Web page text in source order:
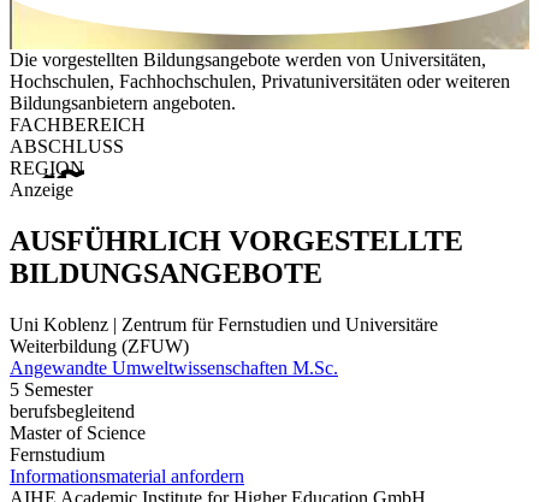
Die vorgestellten Bildungsangebote werden von Universitäten,
Hochschulen, Fachhochschulen, Privatuniversitäten oder weiteren
Bildungsanbietern angeboten.
FACHBEREICH
ABSCHLUSS
REGION
Anzeige
AUSFÜHRLICH VORGESTELLTE
BILDUNGSANGEBOTE
Uni Koblenz | Zentrum für Fernstudien und Universitäre
Weiterbildung (ZFUW)
Angewandte Umweltwissenschaften M.Sc.
5 Semester
berufsbegleitend
Master of Science
Fernstudium
Informationsmaterial anfordern
AIHE Academic Institute for Higher Education GmbH